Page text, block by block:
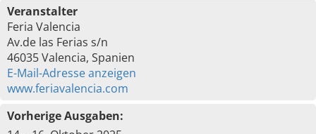
Veranstalter
Feria Valencia
Av.de las Ferias s/n
46035 Valencia, Spanien
E-Mail-Adresse anzeigen
www.feriavalencia.com
Vorherige Ausgaben: